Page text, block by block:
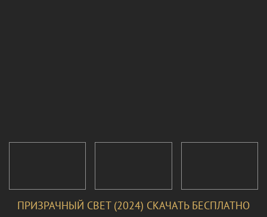
ПРИЗРАЧНЫЙ СВЕТ (2024) СКАЧАТЬ БЕСПЛАТНО